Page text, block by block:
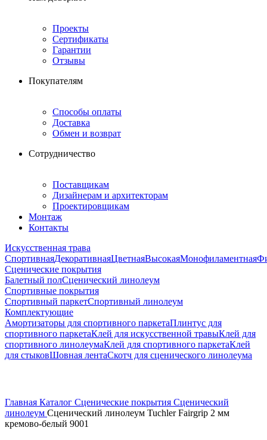
Проекты
Сертификаты
Гарантии
Отзывы
Покупателям
Способы оплаты
Доставка
Обмен и возврат
Сотрудничество
Поставщикам
Дизайнерам и архитекторам
Проектировщикам
Монтаж
Контакты
Искусственная трава
СпортивнаяДекоративнаяЦветнаяВысокаяМонофиламентная
Сценические покрытия
Балетный полСценический линолеум
Спортивные покрытия
Спортивный паркетСпортивный линолеум
Комплектующие
Амортизаторы для спортивного паркетаПлинтус для
спортивного паркетаКлей для искусственной травыКлей для
спортивного линолеумаКлей для спортивного паркетаКлей
для стыковШовная лентаСкотч для сценического линолеума
Главная Каталог Сценические покрытия Сценический
линолеум Сценический линолеум Tuchler Fairgrip 2 мм
кремово-белый 9001